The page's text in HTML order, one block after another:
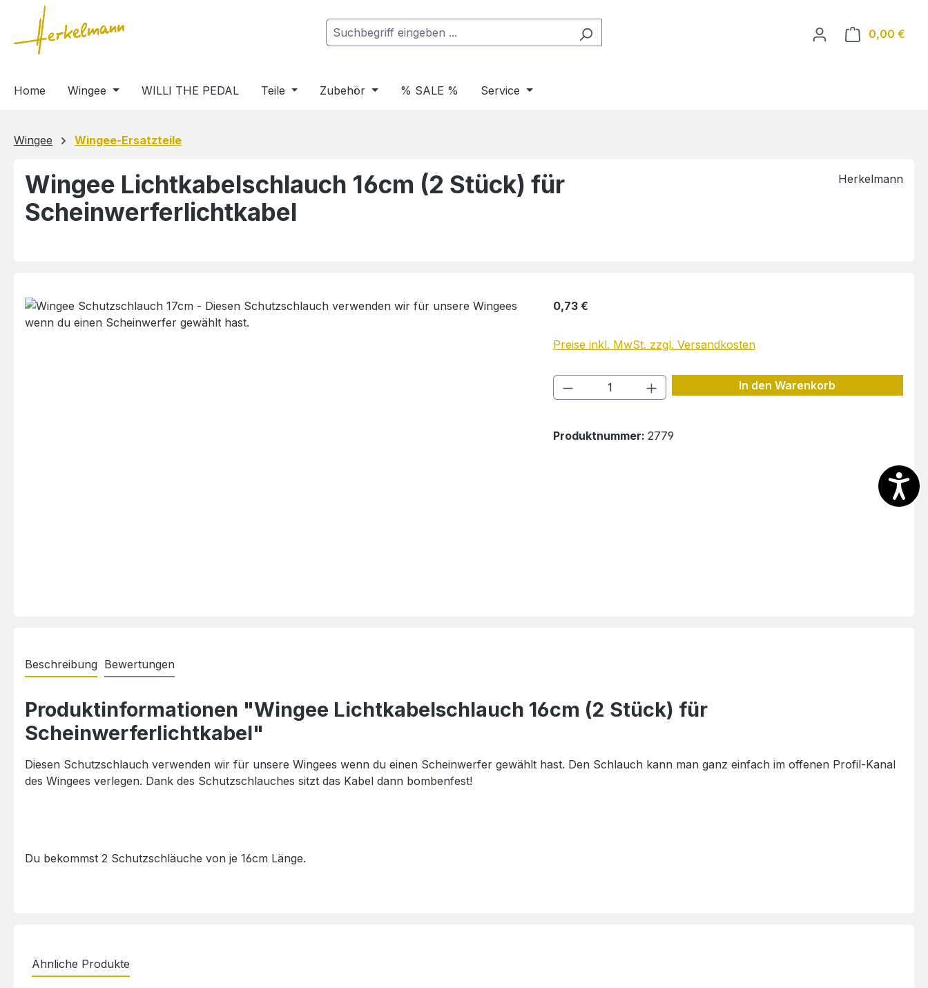
Hauptinhalt springen
Zur Suche springen
Zur Hauptnavigation springen
0,00 €
Home Wingee WILLI THE PEDAL Teile Zubehör % SALE % Service
Wingee Wingee-Ersatzteile
Wingee Lichtkabelschlauch 16cm (2 Stück) für
Scheinwerferlichtkabel
Herkelmann
Bildergalerie überspringen Regulärer Preis:
0,73 €
Preise inkl. MwSt. zzgl. Versandkosten
Produkt Anzahl: Gib den gewünschten Wert
In den Warenkorb
Produktnummer:2779
Beschreibung Bewertungen
Produktinformationen "Wingee Lichtkabelschlauch 16cm (2 Stück) für
Scheinwerferlichtkabel"
Diesen Schutzschlauch verwenden wir für unsere Wingees wenn du einen Scheinwerfer gewählt hast. Den Schlauch kann man ganz einfach im offenen Profil-Kanal
des Wingees verlegen. Dank des Schutzschlauches sitzt das Kabel dann bombenfest!
Du bekommst 2 Schutzschläuche von je 16cm Länge.
Ähnliche Produkte